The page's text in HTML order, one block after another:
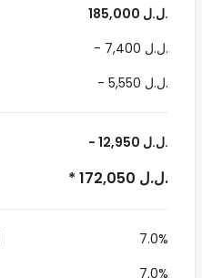
185,000 ل.ل.‎
- 7,400 ل.ل.‎
- 5,550 ل.ل.‎
- 12,950 ل.ل.‎
* 172,050 ل.ل.‎
7.0%
7.0%